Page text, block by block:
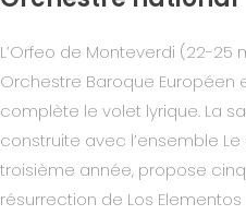
L’Orfeo de Monteverdi (22-25
Orchestre Baroque Européen
complète le volet lyrique. La
construite avec l’ensemble
troisième année, propose
résurrection de Los